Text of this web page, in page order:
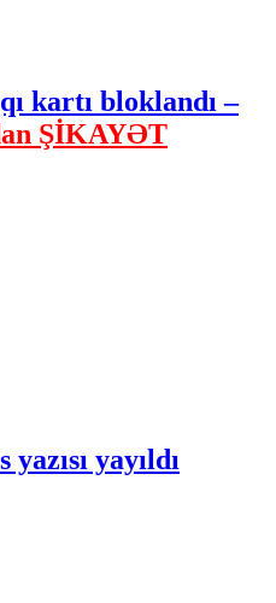
kartı bloklandı –
ŞİKAYƏT
yayıldı